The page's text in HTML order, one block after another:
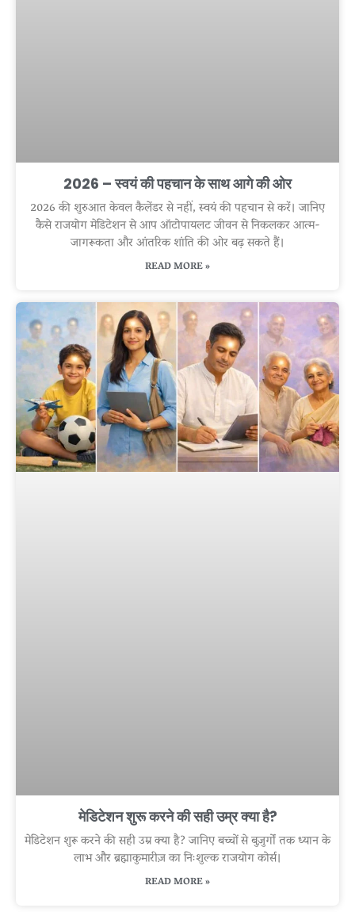
2026 – स्वयं की पहचान के साथ आगे की ओर
2026 की शुरुआत केवल कैलेंडर से नहीं, स्वयं की पहचान से करें। जानिए
कैसे राजयोग मेडिटेशन से आप ऑटोपायलट जीवन से निकलकर आत्म-
जागरूकता और आंतरिक शांति की ओर बढ़ सकते हैं।
READ MORE »
मेडिटेशन शुरू करने की सही उम्र क्या है?
मेडिटेशन शुरू करने की सही उम्र क्या है? जानिए बच्चों से बुज़ुर्गों तक ध्यान के
लाभ और ब्रह्माकुमारीज़ का निःशुल्क राजयोग कोर्स।
READ MORE »